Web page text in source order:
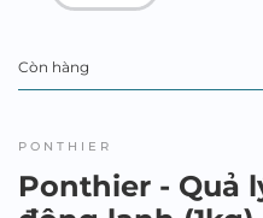
Còn hàng
PONTHIER
Ponthier - Quả